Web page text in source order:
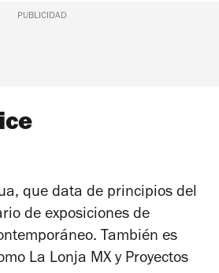
PUBLICIDAD
que data de principios del
de exposiciones de
También es
La Lonja MX y Proyectos